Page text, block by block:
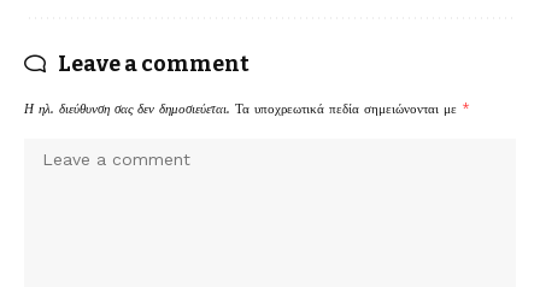
Leave a comment
Η ηλ. διεύθυνση σας δεν δημοσιεύεται. Τα υποχρεωτικά πεδία σημειώνονται με *